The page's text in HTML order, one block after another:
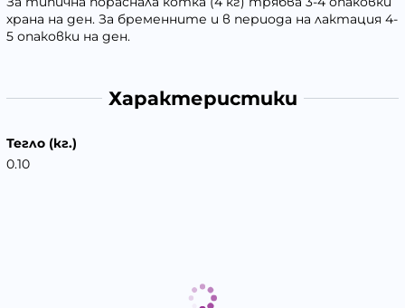
храна на ден. За бременните и в периода на лактация 4-
5 опаковки на ден.
Характеристики
Тегло (кг.)
0.10